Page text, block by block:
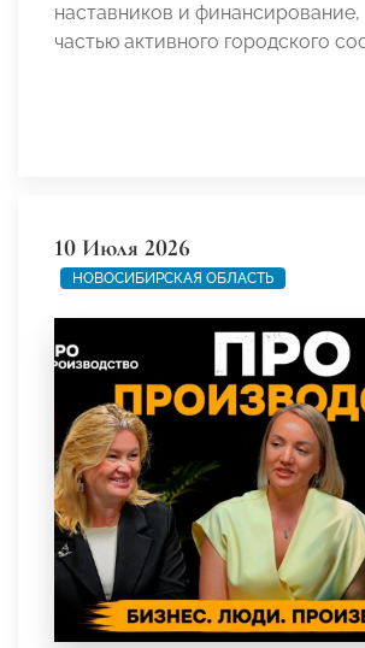
наставников и финансирование,
частью активного городского
10 Июля 2026
НОВОСИБИРСКАЯ ОБЛАСТЬ